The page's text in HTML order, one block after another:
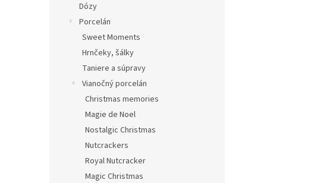
Dózy
Porcelán
Sweet Moments
Hrnčeky, šálky
Taniere a súpravy
Vianočný porcelán
Christmas memories
Magie de Noel
Nostalgic Christmas
Nutcrackers
Royal Nutcracker
Magic Christmas